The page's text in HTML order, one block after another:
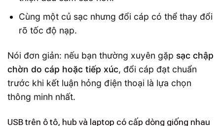
Cùng một củ sạc nhưng đổi cáp có thể thay đổi
rõ tốc độ nạp.
Nói đơn giản: nếu bạn thường xuyên gặp sạc chập
chờn do cáp hoặc tiếp xúc, đổi cáp đạt chuẩn
trước khi kết luận hỏng điện thoại là lựa chọn
thông minh nhất.
USB trên ô tô, hub và laptop có cấp dòng giống nhau